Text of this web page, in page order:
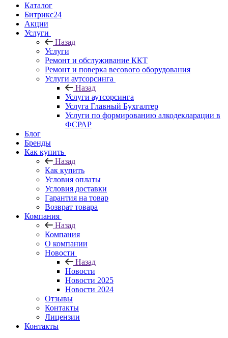
Каталог
Битрикс24
Акции
Услуги
Назад
Услуги
Ремонт и обслуживание ККТ
Ремонт и поверка весового оборудования
Услуги аутсорсинга
Назад
Услуги аутсорсинга
Услуга Главный Бухгалтер
Услуги по формированию алкодекларации в
ФСРАР
Блог
Бренды
Как купить
Назад
Как купить
Условия оплаты
Условия доставки
Гарантия на товар
Возврат товара
Компания
Назад
Компания
О компании
Новости
Назад
Новости
Новости 2025
Новости 2024
Отзывы
Контакты
Лицензии
Контакты